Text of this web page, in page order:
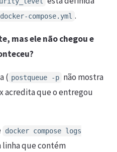
docker-compose.yml .
mas ele não chegou e
( postqueue -p não mostra
acredita que o entregou
docker compose logs
linha que contém